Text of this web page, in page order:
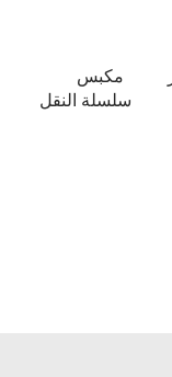
مكبس
سلسلة النقل